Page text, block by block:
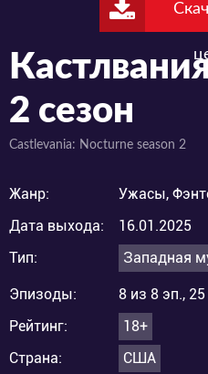
2 сезон
Castlevania: Nocturne season 2
Жанр:
Ужасы,
Дата выхода:
16.01.2025
Тип:
Западная
Эпизоды:
8 из 8 эп.,
Рейтинг:
18+
Страна:
США